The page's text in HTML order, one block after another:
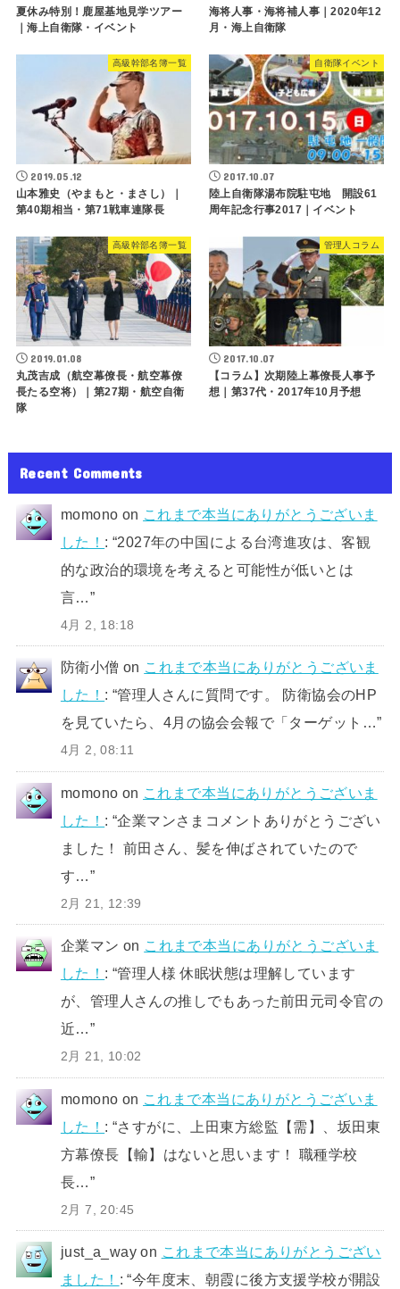
夏休み特別！鹿屋基地見学ツアー
｜海上自衛隊・イベント
海将人事・海将補人事｜2020年12
月・海上自衛隊
高級幹部名簿一覧
2019.05.12
山本雅史（やまもと・まさし）｜
第40期相当・第71戦車連隊長
自衛隊イベント
2017.10.07
陸上自衛隊湯布院駐屯地 開設61
周年記念行事2017｜イベント
高級幹部名簿一覧
2019.01.08
丸茂吉成（航空幕僚長・航空幕僚
長たる空将）｜第27期・航空自衛
隊
管理人コラム
2017.10.07
【コラム】次期陸上幕僚長人事予
想｜第37代・2017年10月予想
Recent Comments
momono on これまで本当にありがとうございま
した！ : “2027年の中国による台湾進攻は、客観
的な政治的環境を考えると可能性が低いとは
言…”
4月 2, 18:18
防衛小僧 on これまで本当にありがとうございま
した！ : “管理人さんに質問です。 防衛協会のHP
を見ていたら、4月の協会会報で「ターゲット…”
4月 2, 08:11
momono on これまで本当にありがとうございま
した！ : “企業マンさまコメントありがとうござい
ました！ 前田さん、髪を伸ばされていたので
す…”
2月 21, 12:39
企業マン on これまで本当にありがとうございま
した！ : “管理人様 休眠状態は理解しています
が、管理人さんの推しでもあった前田元司令官の
近…”
2月 21, 10:02
momono on これまで本当にありがとうございま
した！ : “さすがに、上田東方総監【需】、坂田東
方幕僚長【輸】はないと思います！ 職種学校
長…”
2月 7, 20:45
just_a_way on これまで本当にありがとうござい
ました！ : “今年度末、朝霞に後方支援学校が開設